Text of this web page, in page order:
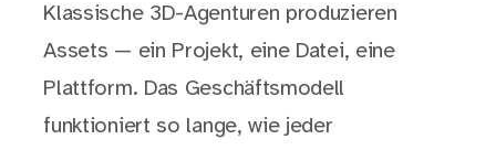
Klassische 3D-Agenturen produzieren
Assets — ein Projekt, eine Datei, eine
Plattform. Das Geschäftsmodell
funktioniert so lange, wie jeder